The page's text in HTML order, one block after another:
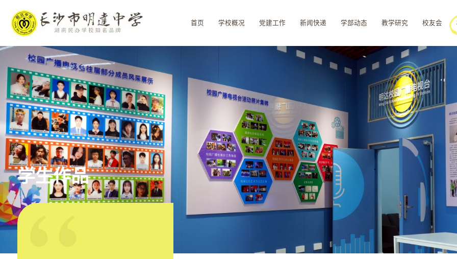
首页 学校概况 党建工作 新闻快递 学部动态 教学研究 校友会
学生作品